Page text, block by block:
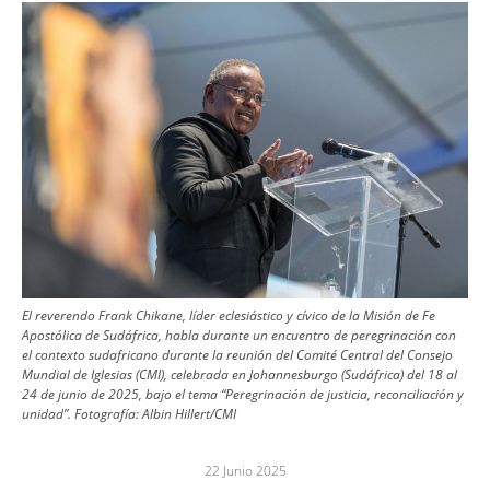
Image
El reverendo Frank Chikane, líder eclesiástico y cívico de la Misión de Fe
Apostólica de Sudáfrica, habla durante un encuentro de peregrinación con
el contexto sudafricano durante la reunión del Comité Central del Consejo
Mundial de Iglesias (CMI), celebrada en Johannesburgo (Sudáfrica) del 18 al
24 de junio de 2025, bajo el tema “Peregrinación de justicia, reconciliación y
unidad”. Fotografía:Albin Hillert/CMI
22 Junio 2025